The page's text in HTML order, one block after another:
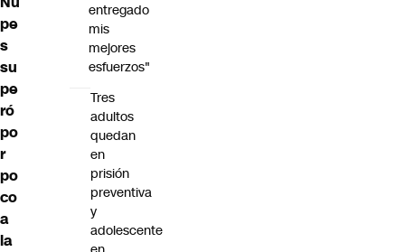
pe
s
su
pe
ró
po
r
po
co
a
la
entregado
mis
mejores
esfuerzos"
Tres
adultos
quedan
en
prisión
preventiva
y
adolescente